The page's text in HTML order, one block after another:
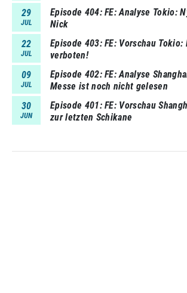
29
JUL
Episode 404 FE: Analyse Tokio:
Nick
22
JUL
Episode 403 FE: Vorschau Tokio:
verboten!
09
JUL
Episode 402 FE: Analyse
Messe ist noch nicht gelesen
30
JUN
Episode 401 FE: Vorschau
zur letzten Schikane